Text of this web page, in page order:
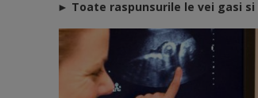
► Toate raspunsurile le vei gasi si